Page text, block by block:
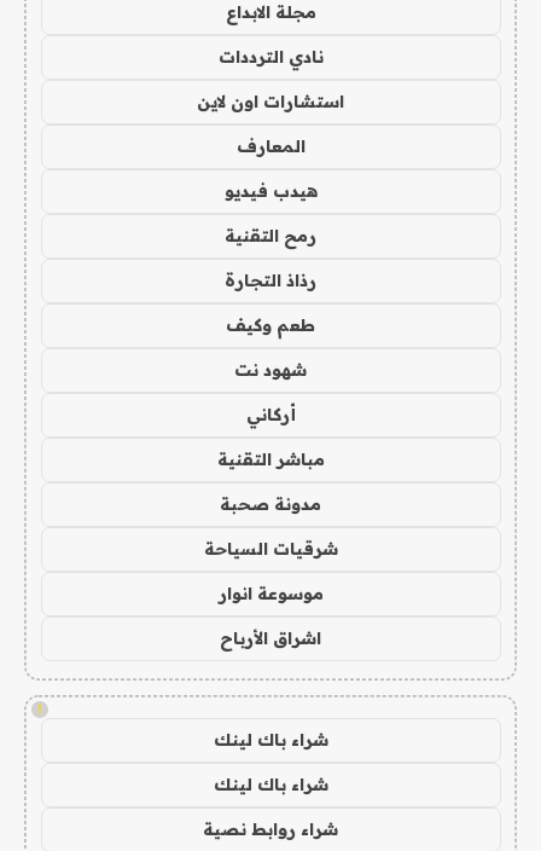
مجلة الابداع
نادي الترددات
استشارات اون لاين
المعارف
هيدب فيديو
رمح التقنية
رذاذ التجارة
طعم وكيف
شهود نت
أركاني
مباشر التقنية
مدونة صحبة
شرقيات السياحة
موسوعة انوار
اشراق الأرباح
!
شراء باك لينك
شراء باك لينك
شراء روابط نصية